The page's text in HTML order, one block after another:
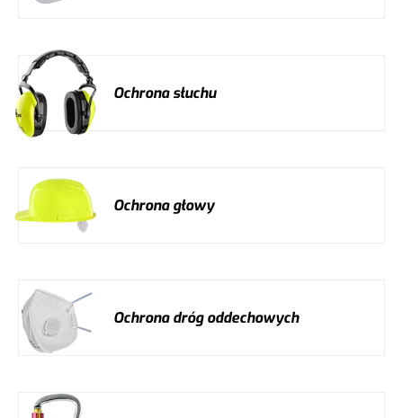
Ochrona słuchu
Ochrona głowy
Ochrona dróg oddechowych